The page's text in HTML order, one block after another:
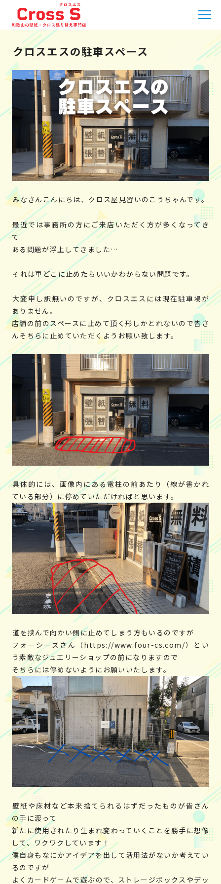
HOME»職人日記»クロスエスの駐車スペース
クロスエスの駐車スペース
みなさんこんにちは、クロス屋見習いのこうちゃんです。
最近では事務所の方にご来店いただく方が多くなってき
て
ある問題が浮上してきました…
それは車どこに止めたらいいかわからない問題です。
大変申し訳無いのですが、クロスエスには現在駐車場が
ありません。
店舗の前のスペースに止めて頂く形しかとれないので皆さ
んそちらに止めていただくようお願い致します。
具体的には、画像内にある電柱の前あたり（線が書かれ
ている部分）に停めていただければと思います。
道を挟んで向かい側に止めてしまう方もいるのですが
フォーシーズさん（https://www.four-cs.com/）とい
う素敵なジュエリーショップの前になりますので
そちらには停めないようにお願いいたします。
壁紙や床材など本来捨てられるはずだったものが皆さん
の手に渡って
新たに使用されたり生まれ変わっていくことを勝手に想像
して、ワクワクしています！
僕自身もなにかアイデアを出して活用法がないか考えてい
るのですが
よくカードゲームで遊ぶので、ストレージボックスやデッ